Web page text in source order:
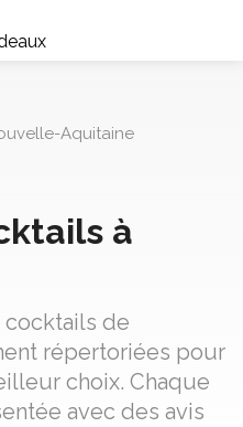
Aquitaine
à
cocktails de
répertoriées pour
choix. Chaque
avec des avis